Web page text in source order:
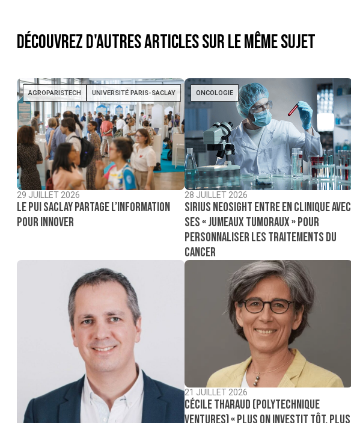
Découvrez d'autres articles sur le même sujet
AGROPARISTECH UNIVERSITÉ PARIS-SACLAY
29 JUILLET 2026
Le PUI Saclay partage l’information
pour innover
ONCOLOGIE
28 JUILLET 2026
Sirius NeoSight entre en clinique avec
ses « jumeaux tumoraux » pour
personnaliser les traitements du
cancer
21 JUILLET 2026
Cécile Tharaud (Polytechnique
Ventures) « Plus on investit tôt, plus